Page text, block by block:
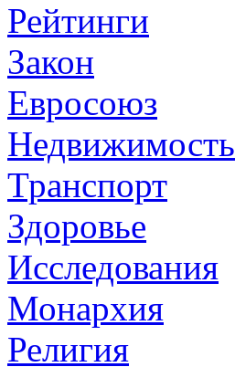
Рейтинги
Закон
Евросоюз
Недвижимость
Транспорт
Здоровье
Исследования
Монархия
Религия